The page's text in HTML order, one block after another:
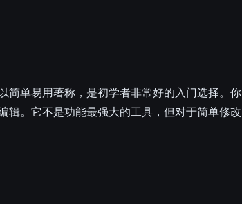
简单易用著称，是初学者非常好的入门选择。你
辑。它不是功能最强大的工具，但对于简单修改